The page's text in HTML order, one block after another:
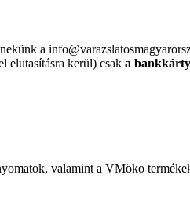
a
elutasításra kerül) csak a
valamint a VMöko